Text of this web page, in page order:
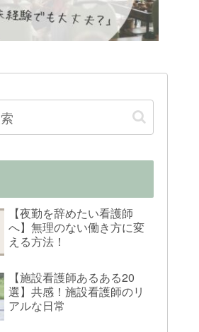
【夜勤を辞めたい看護師
へ】無理のない働き方に変
える方法！
【施設看護師あるある20
選】共感！施設看護師のリ
アルな日常